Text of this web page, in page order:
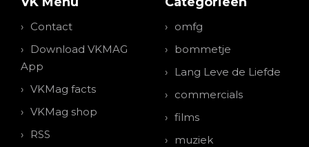
Contact
Download VKMAG
App
VKMag facts
VKMag shop
RSS
omfg
bommetje
Lang Leve de Liefde
commercials
films
muziek